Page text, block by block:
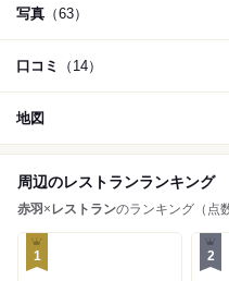
写真 （63）
口コミ （14）
地図
周辺のレストランランキング
赤羽 × レストランのランキング（点
1 2